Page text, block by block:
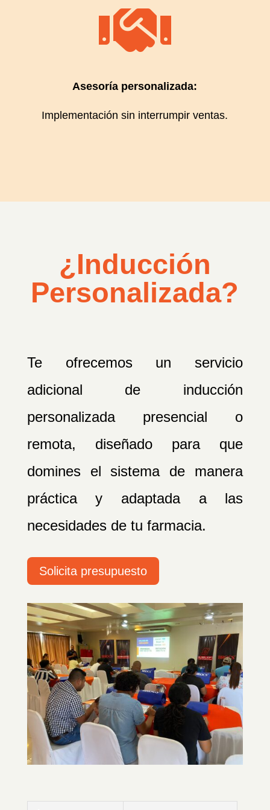

Asesoría personalizada:
Implementación sin interrumpir ventas.
¿Inducción
Personalizada?
Te ofrecemos un servicio
adicional de inducción
personalizada presencial o
remota, diseñado para que
domines el sistema de manera
práctica y adaptada a las
necesidades de tu farmacia.
Solicita presupuesto